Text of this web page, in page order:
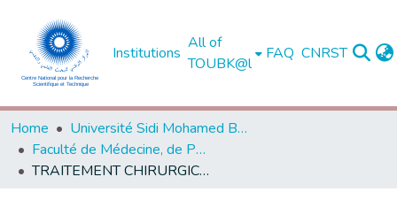
Institutions
All of
TOUBK@l
FAQ CNRST
Home
Université Sidi Mohamed Ben Abdellah de Fès
Faculté de Médecine, de Pharmacie et de Médecine Dentaire - Fès
TRAITEMENT CHIRURGICAL DEL’OBÉSITÉ (à propos de 09 cas)